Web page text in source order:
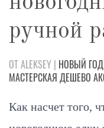
ручной
ОТ ALEKSEY | НОВЫЙ ГОД
МАСТЕРСКАЯ ДЕШЕВО
Как насчет того,